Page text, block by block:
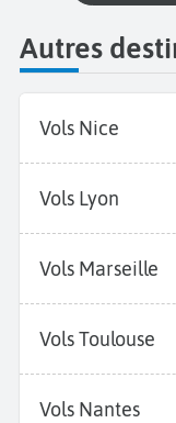
Autres
Vols Nice
Vols Lyon
Vols Marseille
Vols Toulouse
Vols Nantes